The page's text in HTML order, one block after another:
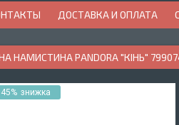
ДОСТАВКА И ОПЛАТА
НАМИСТИНА PANDORA "КІНЬ"